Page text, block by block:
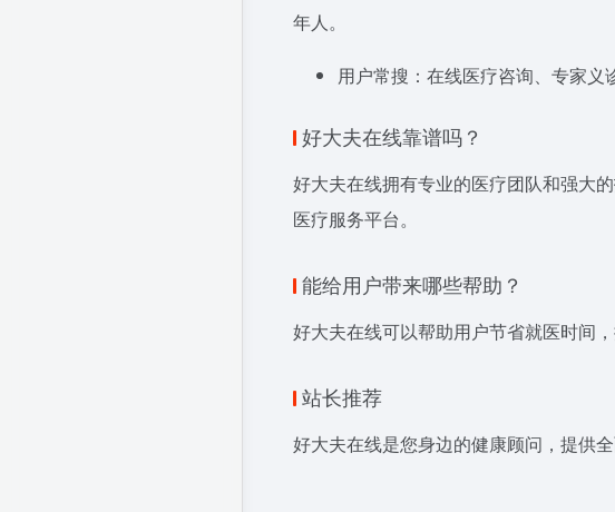
年人。
用户常搜：在线医疗咨询、专家
好大夫在线靠谱吗？
好大夫在线拥有专业的医疗团队和强大
医疗服务平台。
能给用户带来哪些帮助？
好大夫在线可以帮助用户节省就医时间
站长推荐
好大夫在线是您身边的健康顾问，提供